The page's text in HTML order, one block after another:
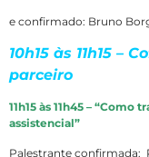
e confirmado: Bruno
10h15 às 11h15 –
parceiro
11h15 às 11h45 –
assistencial”
Palestrante confirmada: